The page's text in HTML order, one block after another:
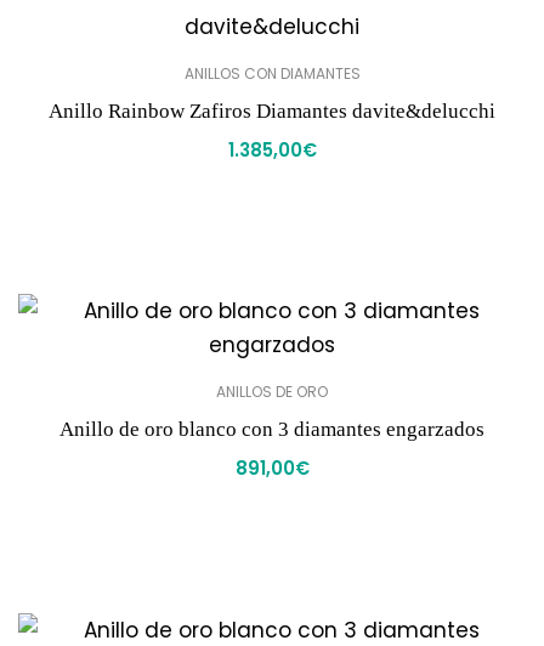
ANILLOS CON DIAMANTES
Anillo Rainbow Zafiros Diamantes davite&delucchi
1.385,00€
ANILLOS DE ORO
Anillo de oro blanco con 3 diamantes engarzados
891,00€